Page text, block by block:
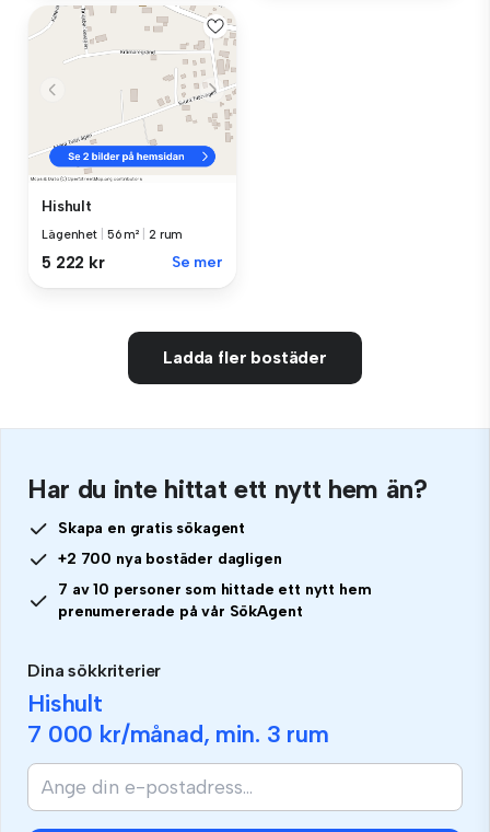
Hishult
Lägenhet 56 m² 2 rum
5 222 kr Se mer
Ladda fler bostäder
Har du inte hittat ett nytt hem än?
Skapa en gratis sökagent
+2 700 nya bostäder dagligen
7 av 10 personer som hittade ett nytt hem
prenumererade på vår SökAgent
Dina sökkriterier
Hishult
7 000 kr/månad, min. 3 rum